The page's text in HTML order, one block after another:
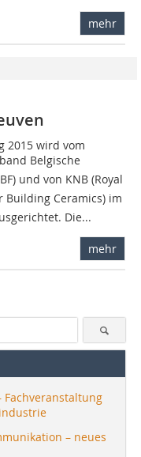
mehr
2015 wird vom
Belgische
und von KNB (Royal
Ceramics) im
Die...
mehr
Fachveranstaltung
– neues